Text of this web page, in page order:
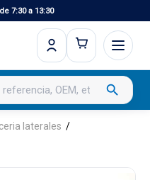
7:30 a 13:30
search
laterales